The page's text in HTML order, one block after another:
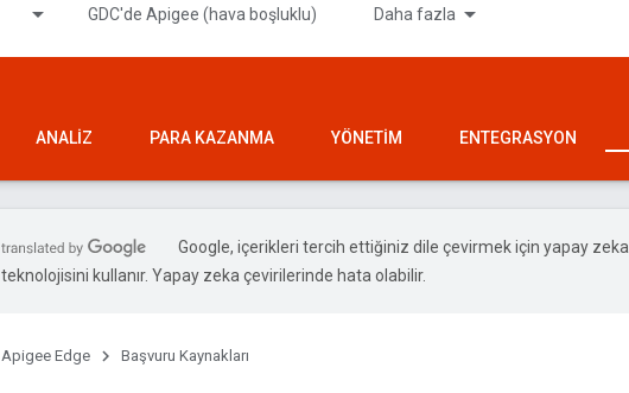
GDC'de Apigee (hava boşluklu) Daha fazla
ANALIZ PARA KAZANMA YÖNETIM ENTEGRASYON
Google, içerikleri tercih ettiğiniz dile çevirmek için yapay zeka
teknolojisini kullanır. Yapay zeka çevirilerinde hata olabilir.
Apigee Edge Başvuru Kaynakları